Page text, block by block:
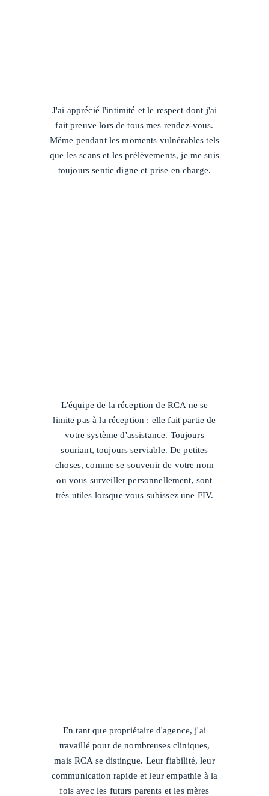
J'ai apprécié l'intimité et le respect dont j'ai
fait preuve lors de tous mes rendez-vous.
Même pendant les moments vulnérables tels
que les scans et les prélèvements, je me suis
toujours sentie digne et prise en charge.
L'équipe de la réception de RCA ne se
limite pas à la réception : elle fait partie de
votre système d'assistance. Toujours
souriant, toujours serviable. De petites
choses, comme se souvenir de votre nom
ou vous surveiller personnellement, sont
très utiles lorsque vous subissez une FIV.
En tant que propriétaire d'agence, j'ai
travaillé pour de nombreuses cliniques,
mais RCA se distingue. Leur fiabilité, leur
communication rapide et leur empathie à la
fois avec les futurs parents et les mères